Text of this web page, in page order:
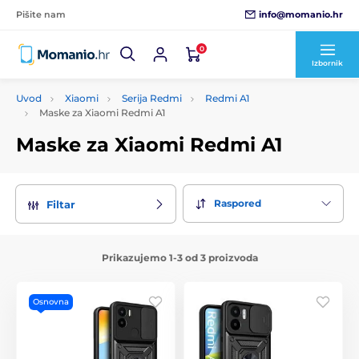
Pišite nam info@momanio.hr
0
Izbornik
Uvod Xiaomi Serija Redmi
Redmi A1
Maske za Xiaomi Redmi A1
Maske za Xiaomi Redmi A1
Filtar Raspored
Prikazujemo 1-3 od 3 proizvoda
Osnovna